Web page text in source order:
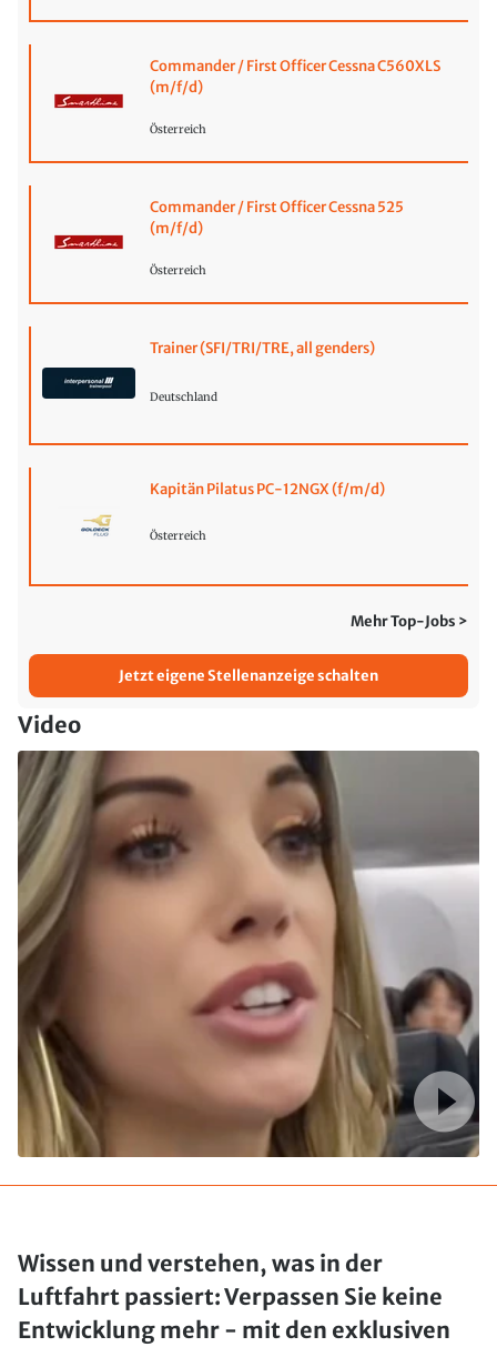
Commander / First Officer Cessna C560XLS
(m/f/d)
Österreich
Commander / First Officer Cessna 525
(m/f/d)
Österreich
Trainer (SFI/TRI/TRE, all genders)
Deutschland
Kapitän Pilatus PC-12NGX (f/m/d)
Österreich
Mehr Top-Jobs >
Jetzt eigene Stellenanzeige schalten
Video
Wissen und verstehen, was in der
Luftfahrt passiert: Verpassen Sie keine
Entwicklung mehr - mit den exklusiven